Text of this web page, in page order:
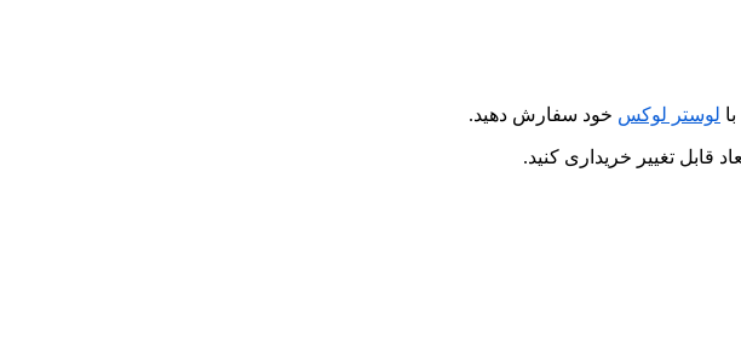
لوستر لوکس خود سفارش دهید.
قابل تغییر خریداری کنید.